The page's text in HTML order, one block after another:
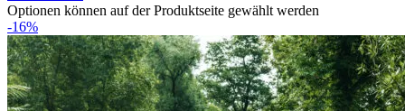
Optionen können auf der Produktseite gewählt werden
-16%